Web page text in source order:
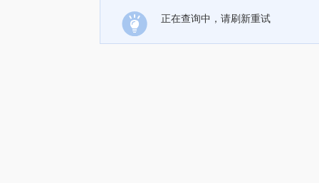
正在查询中，请刷新重试